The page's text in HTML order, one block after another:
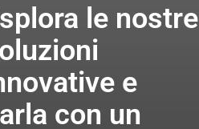
le nostre
e
con un